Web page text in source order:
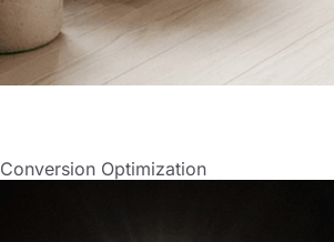
Conversion Optimization